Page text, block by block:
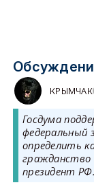
КРЫМЧАК
Госдума
федеральный
определить
гражданство
президент РФ.